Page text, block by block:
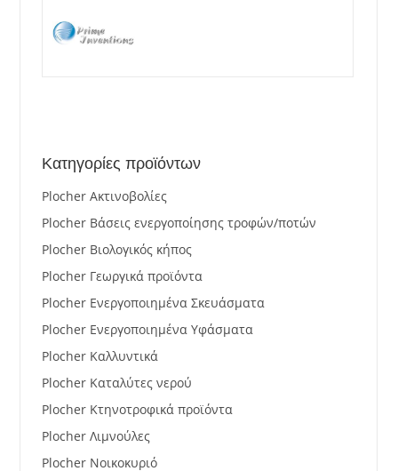
Κατηγορίες προϊόντων
Plocher Ακτινοβολίες
Plocher Βάσεις ενεργοποίησης τροφών/ποτών
Plocher Βιολογικός κήπος
Plocher Γεωργικά προϊόντα
Plocher Ενεργοποιημένα Σκευάσματα
Plocher Ενεργοποιημένα Υφάσματα
Plocher Καλλυντικά
Plocher Καταλύτες νερού
Plocher Κτηνοτροφικά προϊόντα
Plocher Λιμνούλες
Plocher Νοικοκυριό